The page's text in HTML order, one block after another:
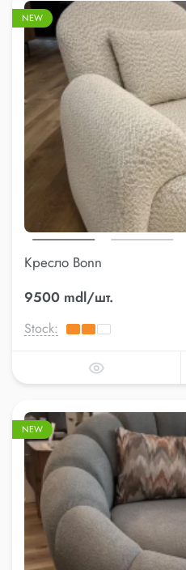
NEW
Кресло Bonn
9500 mdl/шт.
Stock:
NEW